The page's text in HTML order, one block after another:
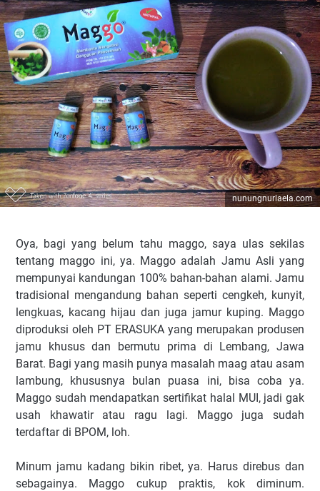
nunungnurlaela.com
Oya, bagi yang belum tahu maggo, saya ulas sekilas
tentang maggo ini, ya. Maggo adalah Jamu Asli yang
mempunyai kandungan 100% bahan-bahan alami. Jamu
tradisional mengandung bahan seperti cengkeh, kunyit,
lengkuas, kacang hijau dan juga jamur kuping. Maggo
diproduksi oleh PT ERASUKA yang merupakan produsen
jamu khusus dan bermutu prima di Lembang, Jawa
Barat. Bagi yang masih punya masalah maag atau asam
lambung, khususnya bulan puasa ini, bisa coba ya.
Maggo sudah mendapatkan sertifikat halal MUI, jadi gak
usah khawatir atau ragu lagi. Maggo juga sudah
terdaftar di BPOM, loh.
Minum jamu kadang bikin ribet, ya. Harus direbus dan
sebagainya. Maggo cukup praktis, kok diminum.